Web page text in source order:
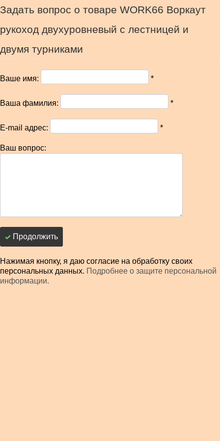
Задать вопрос о товаре WORK66 Воркаут
рукоход двухуровневый с лестницей и
двумя турниками
Ваше имя: *
Ваша фамилия: *
E-mail адрес: *
Ваш вопрос:
Продолжить
Нажимая кнопку, я даю согласие на обработку своих
персональных данных. Подробнее о защите персональной
информации.